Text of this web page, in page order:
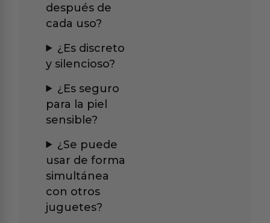
después de
cada uso?
¿Es discreto
y silencioso?
¿Es seguro
para la piel
sensible?
¿Se puede
usar de forma
simultánea
con otros
juguetes?